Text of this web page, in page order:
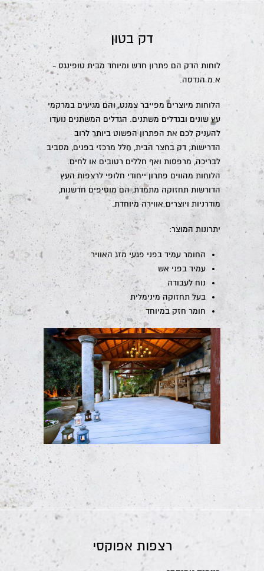
דק בטון
לוחות הדק הם פתרון חדש ומיוחד מבית טופינגס -
א.מ הנדסה.
הלוחות מיוצרים מפייבר צמנט, והם מגיעים במרקמי
עץ שונים ובגדלים משתנים. הגדלים המשתנים נועדו
להעניק לכם את הפתרון הפשוט ביותר לרוב
הדרישות; דק בחצר הבית, חלל מרכזי בפנים, מסביב
לבריכה, מרפסות ואף חללים רטובים או לחים.
הלוחות מהווים פתרון ייחודי חלופי לרצפות העץ
הדורשות תחזוקה מתמדת, הם מוסיפים חדשנות,
מודרניות ויוצרים אווירה מיוחדת.
יתרונות המוצר:
החומר עמיד בפני פגעי מזג האוויר
עמיד בפני אש
נוח לעבודה
בעל תחזוקה מינימלית
חומר חזק במיוחד
רצפות אפוקסי